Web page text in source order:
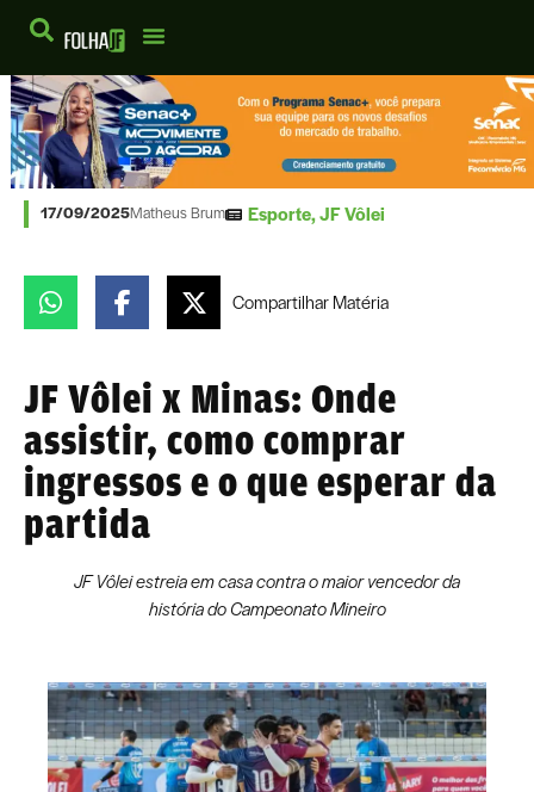
17/09/2025Matheus Brum Esporte,JF Vôlei
CompartilharMatéria
JF Vôlei x Minas: Onde
assistir, como comprar
ingressos e o que esperar da
partida
JF Vôlei estreia em casa contra o maior vencedor da
história do Campeonato Mineiro